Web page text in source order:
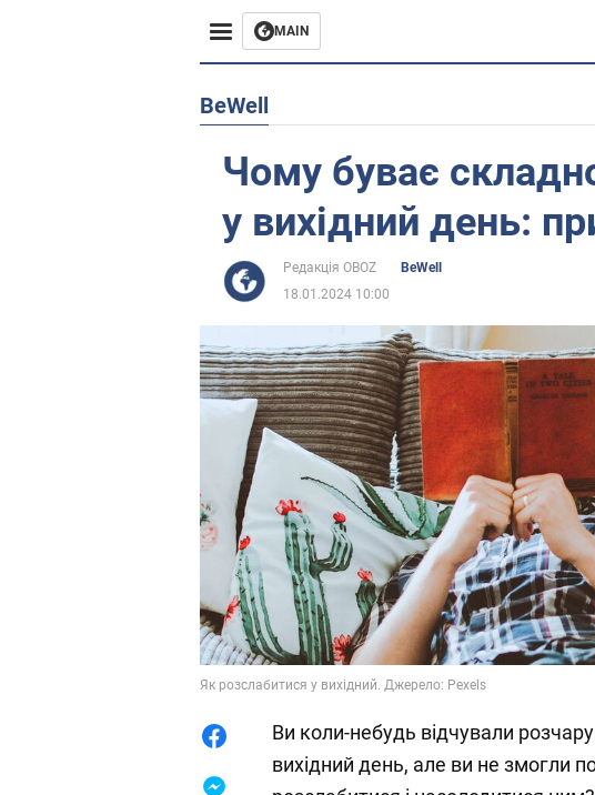
MAIN
Європа
Африка
Лайфхаки
BeWell
Чому буває
у вихідний день:
Редакція OBOZ
BeWell
18.01.2024 10:00
Як розслабитися у вихідний. Джерело: Pexels
Ви коли-небудь відчували
вихідний день, але ви не змогли